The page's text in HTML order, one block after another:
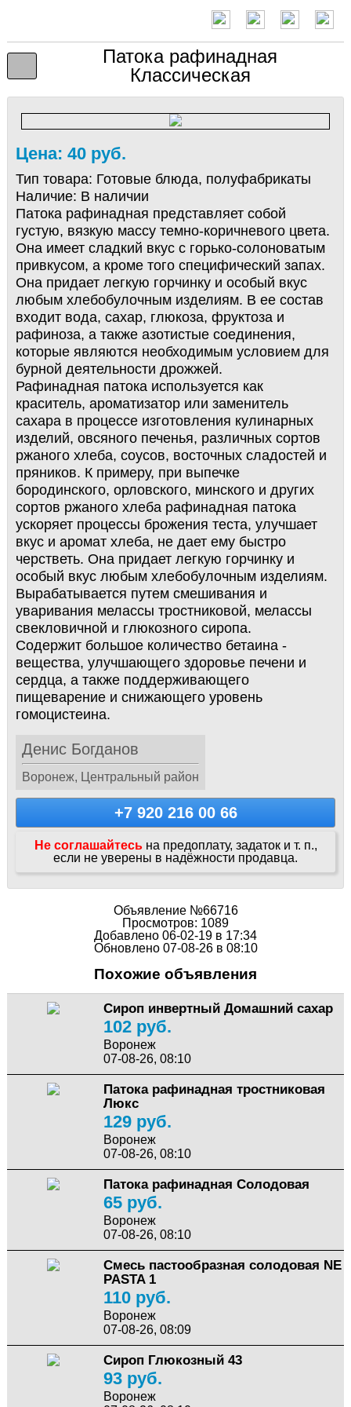
Патока рафинадная
Классическая
Цена: 40 руб.
Тип товара: Готовые блюда, полуфабрикаты
Наличие: В наличии
Патока рафинадная представляет собой
густую, вязкую массу темно-коричневого цвета.
Она имеет сладкий вкус с горько-солоноватым
привкусом, а кроме того специфический запах.
Она придает легкую горчинку и особый вкус
любым хлебобулочным изделиям. В ее состав
входит вода, сахар, глюкоза, фруктоза и
рафиноза, а также азотистые соединения,
которые являются необходимым условием для
бурной деятельности дрожжей.
Рафинадная патока используется как
краситель, ароматизатор или заменитель
сахара в процессе изготовления кулинарных
изделий, овсяного печенья, различных сортов
ржаного хлеба, соусов, восточных сладостей и
пряников. К примеру, при выпечке
бородинского, орловского, минского и других
сортов ржаного хлеба рафинадная патока
ускоряет процессы брожения теста, улучшает
вкус и аромат хлеба, не дает ему быстро
черстветь. Она придает легкую горчинку и
особый вкус любым хлебобулочным изделиям.
Вырабатывается путем смешивания и
уваривания мелассы тростниковой, мелассы
свекловичной и глюкозного сиропа.
Содержит большое количество бетаина -
вещества, улучшающего здоровье печени и
сердца, а также поддерживающего
пищеварение и снижающего уровень
гомоцистеина.
Денис Богданов
Воронеж, Центральный район
+7 920 216 00 66
Не соглашайтесь на предоплату, задаток и т. п.,
если не уверены в надёжности продавца.
Объявление №66716
Просмотров: 1089
Добавлено 06-02-19 в 17:34
Обновлено 07-08-26 в 08:10
Похожие объявления
Сироп инвертный Домашний сахар
102 руб.
Воронеж
07-08-26, 08:10
Патока рафинадная тростниковая
Люкс
129 руб.
Воронеж
07-08-26, 08:10
Патока рафинадная Солодовая
65 руб.
Воронеж
07-08-26, 08:10
Смесь пастообразная солодовая NE
PASTA 1
110 руб.
Воронеж
07-08-26, 08:09
Сироп Глюкозный 43
93 руб.
Воронеж